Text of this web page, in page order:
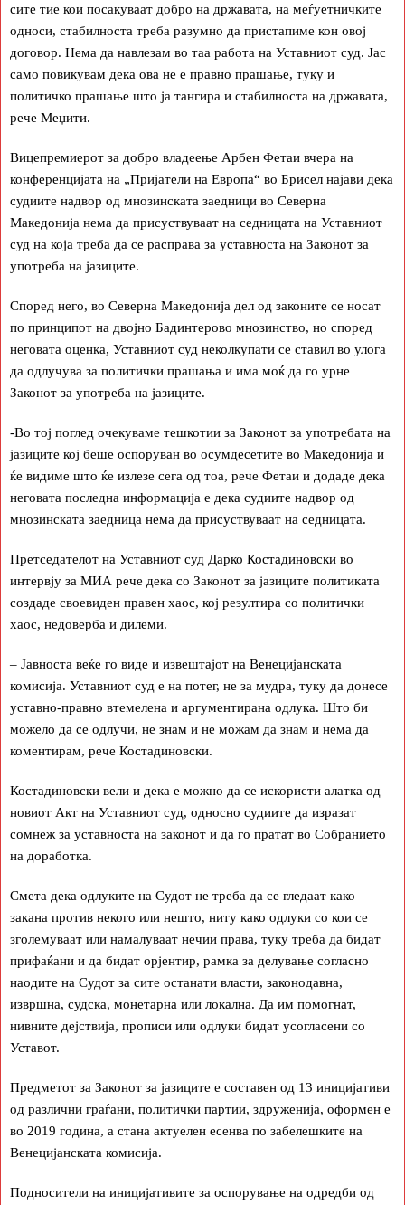
сите тие кои посакуваат добро на државата, на меѓуетничките
односи, стабилноста треба разумно да пристапиме кон овој
договор. Нема да навлезам во таа работа на Уставниот суд. Јас
само повикувам дека ова не е правно прашање, туку и
политичко прашање што ја тангира и стабилноста на државата,
рече Меџити.
Вицепремиерот за добро владеење Арбен Фетаи вчера на
конференцијата на „Пријатели на Европа“ во Брисел најави дека
судиите надвор од мнозинската заедници во Северна
Македонија нема да присуствуваат на седницата на Уставниот
суд на која треба да се расправа за уставноста на Законот за
употреба на јазиците.
Според него, во Северна Македонија дел од законите се носат
по принципот на двојно Бадинтерово мнозинство, но според
неговата оценка, Уставниот суд неколкупати се ставил во улога
да одлучува за политички прашања и има моќ да го урне
Законот за употреба на јазиците.
-Во тој поглед очекуваме тешкотии за Законот за употребата на
јазиците кој беше оспоруван во осумдесетите во Македонија и
ќе видиме што ќе излезе сега од тоа, рече Фетаи и додаде дека
неговата последна информација е дека судиите надвор од
мнозинската заедница нема да присуствуваат на седницата.
Претседателот на Уставниот суд Дарко Костадиновски во
интервју за МИА рече дека со Законот за јазиците политиката
создаде своевиден правен хаос, кој резултира со политички
хаос, недоверба и дилеми.
– Јавноста веќе го виде и извештајот на Венецијанската
комисија. Уставниот суд е на потег, не за мудра, туку да донесе
уставно-правно втемелена и аргументирана одлука. Што би
можело да се одлучи, не знам и не можам да знам и нема да
коментирам, рече Костадиновски.
Костадиновски вели и дека е можно да се искористи алатка од
новиот Акт на Уставниот суд, односно судиите да изразат
сомнеж за уставноста на законот и да го пратат во Собранието
на доработка.
Смета дека одлуките на Судот не треба да се гледаат како
закана против некого или нешто, ниту како одлуки со кои се
зголемуваат или намалуваат нечии права, туку треба да бидат
прифаќани и да бидат орјентир, рамка за делување согласно
наодите на Судот за сите останати власти, законодавна,
извршна, судска, монетарна или локална. Да им помогнат,
нивните дејствија, прописи или одлуки бидат усогласени со
Уставот.
Предметот за Законот за јазиците е составен од 13 иницијативи
од различни граѓани, политички партии, здруженија, оформен е
во 2019 година, а стана актуелен есенва по забелешките на
Венецијанската комисија.
Подносители на иницијативите за оспорување на одредби од